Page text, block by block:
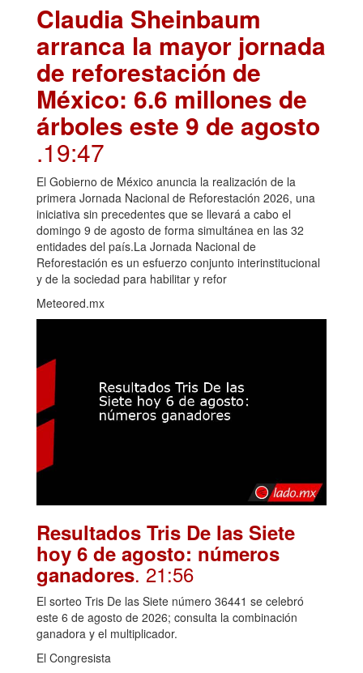
Claudia Sheinbaum
arranca la mayor jornada
de reforestación de
México: 6.6 millones de
árboles este 9 de agosto
.19:47
El Gobierno de México anuncia la realización de la
primera Jornada Nacional de Reforestación 2026, una
iniciativa sin precedentes que se llevará a cabo el
domingo 9 de agosto de forma simultánea en las 32
entidades del país.La Jornada Nacional de
Reforestación es un esfuerzo conjunto interinstitucional
y de la sociedad para habilitar y refor
Meteored.mx
Resultados Tris De las Siete
hoy 6 de agosto: números
ganadores. 21:56
El sorteo Tris De las Siete número 36441 se celebró
este 6 de agosto de 2026; consulta la combinación
ganadora y el multiplicador.
El Congresista